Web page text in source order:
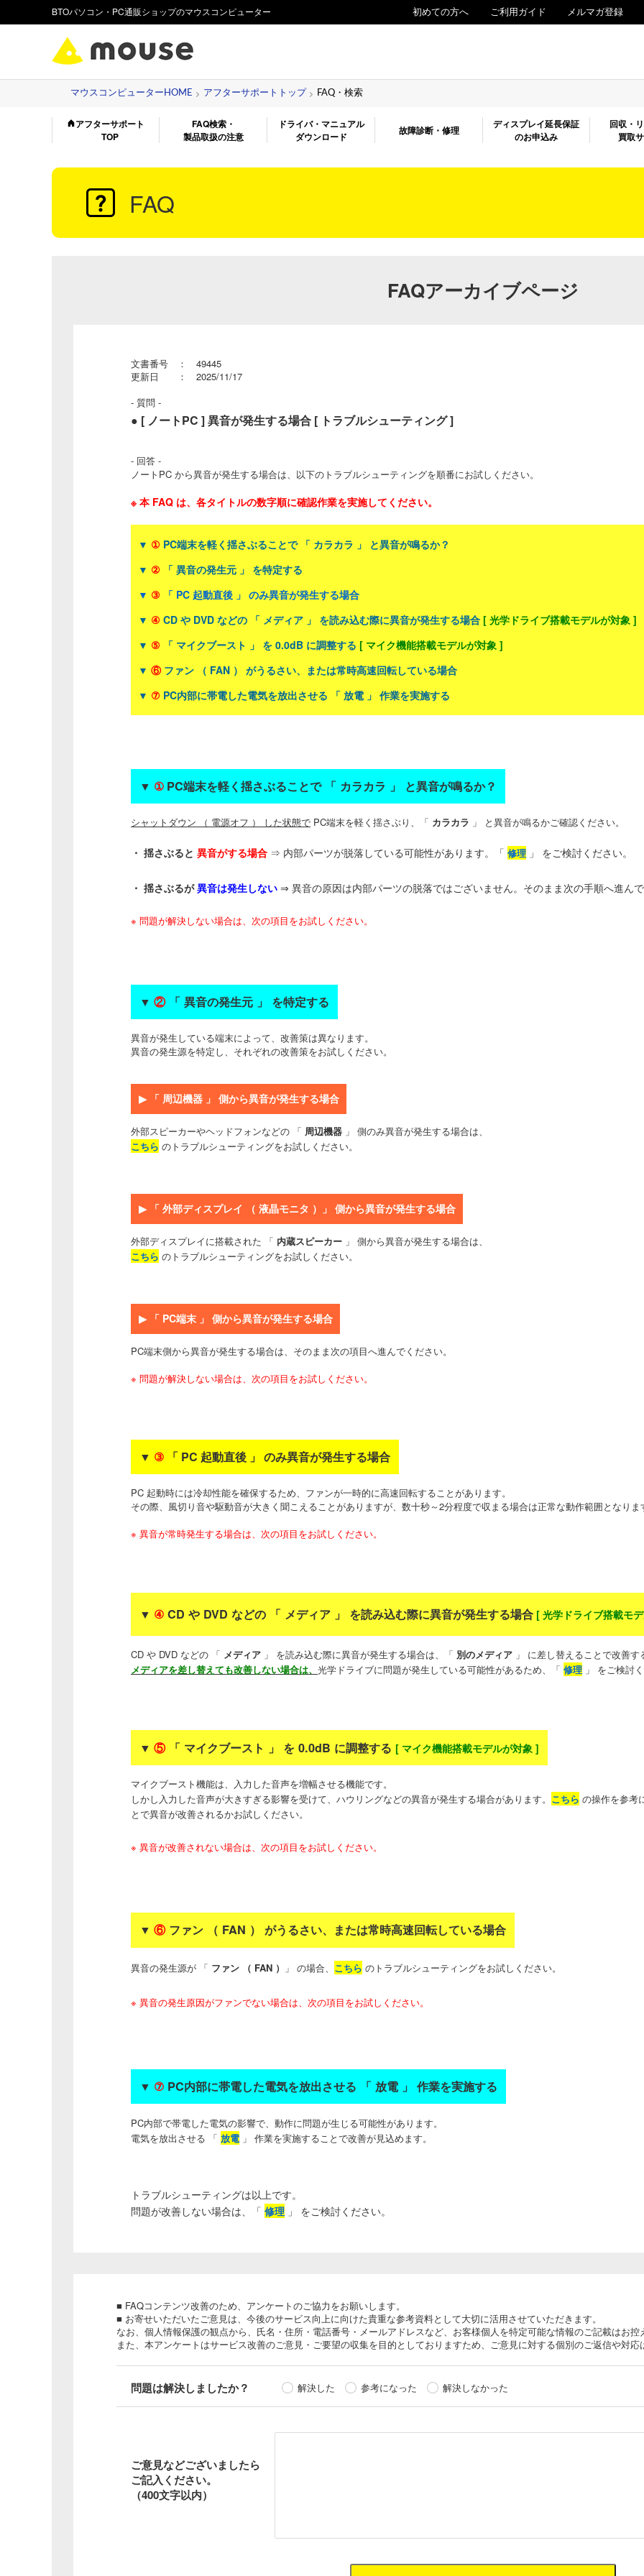
BTOパソコン・PC通販ショップのマウスコンピューター 初めての方へ ご利用ガイド メルマガ登録
マウスコンピューターHOME アフターサポートトップ FAQ・検索
アフターサポート
TOP
FAQ検索・
製品取扱の注意
ドライバ・マニュアル
ダウンロード
故障診断・修理
ディスプレイ延長保証
のお申込み
回収・
買取
FAQ
FAQアーカイブページ
文書番号 ： 49445
更新日 ： 2025/11/17
- 質問 -
● [ ノートPC ] 異音が発生する場合 [ トラブルシューティング ]
- 回答 -
ノートPC から異音が発生する場合は、 以下のトラブルシューティングを順番にお試しください。
※ 本 FAQ は、各タイトルの数字順に確認作業を実施してください。
▼ ① PC端末を軽く揺さぶることで 「 カラカラ 」 と異音が鳴るか？
▼ ② 「 異音の発生元 」 を特定する
▼ ③ 「 PC 起動直後 」 のみ異音が発生する場合
▼ ④ CD や DVD などの 「 メディア 」 を読み込む際に異音が発生する場合 [ 光学ドライブ搭載モデルが対象 ]
▼ ⑤ 「 マイクブースト 」 を 0.0dB に調整する [ マイク機能搭載モデルが対象 ]
▼ ⑥ファン （ FAN ） がうるさい、または常時高速回転している場合
▼ ⑦ PC内部に帯電した電気を放出させる 「 放電 」 作業を実施する
▼ ① PC端末を軽く揺さぶることで 「 カラカラ 」 と異音が鳴るか？
シャットダウン （ 電源オフ ） した状態で PC端末を軽く揺さぶり、「 カラカラ 」 と異音が鳴るかご確認ください。
・ 揺さぶると 異音がする場合 ⇒ 内部パーツが脱落している可能性があります。「 修理 」 をご検討ください。
・ 揺さぶるが異音は発生しない ⇒ 異音の原因は内部パーツの脱落ではございません。そのまま次の手順へ進んで
※ 問題が解決しない場合は、次の項目をお試しください。
▼②「 異音の発生元 」 を特定する
異音が発生している端末によって、改善策は異なります。
異音の発生源を特定し、それぞれの改善策をお試しください。
▶ 「 周辺機器 」 側から異音が発生する場合
外部スピーカーやヘッドフォンなどの 「 周辺機器 」 側のみ異音が発生する場合は、
こちら のトラブルシューティングをお試しください。
▶ 「 外部ディスプレイ （ 液晶モニタ ）」 側から異音が発生する場合
外部ディスプレイに搭載された 「 内蔵スピーカー 」 側から異音が発生する場合は、
こちら のトラブルシューティングをお試しください。
▶ 「 PC端末 」 側から異音が発生する場合
PC端末側から異音が発生する場合は、そのまま次の項目へ進んでください。
※ 問題が解決しない場合は、次の項目をお試しください。
▼ ③ 「 PC 起動直後 」 のみ異音が発生する場合
PC 起動時には冷却性能を確保するため、ファンが一時的に高速回転することがあります。
その際、風切り音や駆動音が大きく聞こえることがありますが、数十秒～2分程度で収まる場合は正常な動作範囲となりま
※ 異音が常時発生する場合は、次の項目をお試しください。
▼ ④ CD や DVD などの 「 メディア 」 を読み込む際に異音が発生する場合 [光学ドライブ搭載モ
CD や DVD などの 「 メディア 」 を読み込む際に異音が発生する場合は、「 別のメディア 」 に差し替えることで改善す
メディアを差し替えても改善しない場合は、 光学ドライブに問題が発生している可能性があるため、「 修理 」 をご検討く
▼⑤ 「 マイクブースト 」 を 0.0dB に調整する [ マイク機能搭載モデルが対象 ]
マイクブースト機能は、入力した音声を増幅させる機能です。
しかし入力した音声が大きすぎる影響を受けて、ハウリングなどの異音が発生する場合があります。 こちら の操作を参考
とで異音が改善されるかお試しください。
※ 異音が改善されない場合は、次の項目をお試しください。
▼⑥ファン （ FAN ） がうるさい、または常時高速回転している場合
異音の発生源が 「 ファン （ FAN ） 」 の場合、 こちら のトラブルシューティングをお試しください。
※ 異音の発生原因がファンでない場合は、次の項目をお試しください。
▼ ⑦ PC内部に帯電した電気を放出させる 「 放電 」 作業を実施する
PC内部で帯電した電気の影響で、動作に問題が生じる可能性があります。
電気を放出させる 「 放電 」 作業を実施することで改善が見込めます。
トラブルシューティングは以上です。
問題が改善しない場合は、「 修理 」 をご検討ください。
■ FAQコンテンツ改善のため、アンケートのご協力をお願いします。
■ お寄せいただいたご意見は、今後のサービス向上に向けた貴重な参考資料として大切に活用させていただきます。
なお、個人情報保護の観点から、氏名・住所・電話番号・メールアドレスなど、お客様個人を特定可能な情報のご記載はお控
また、本アンケートはサービス改善のご意見・ご要望の収集を目的としておりますため、ご意見に対する個別のご返信や対応
問題は解決しましたか？ 解決した 参考になった 解決しなかった
ご意見などございましたら
ご記入ください。
（400文字以内）